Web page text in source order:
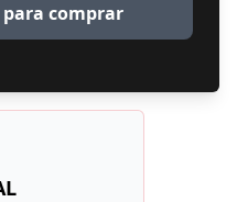
comprar